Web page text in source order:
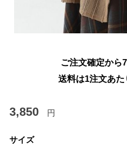
ご注文確定から
送料は1注文あた
3,850 円
サイズ